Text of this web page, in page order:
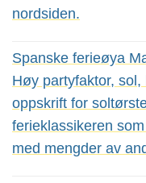
nordsiden.
Spanske ferieøya
Høy partyfaktor,
oppskrift for
ferieklassikeren
med mengder av